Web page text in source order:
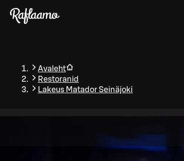
Liigu peamise sisu juurde
Avaleht
Restoranid
Lakeus Matador Seinäjoki